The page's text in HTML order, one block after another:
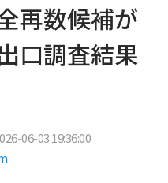
再数候補が
口調査結果
06-03 19:36:00